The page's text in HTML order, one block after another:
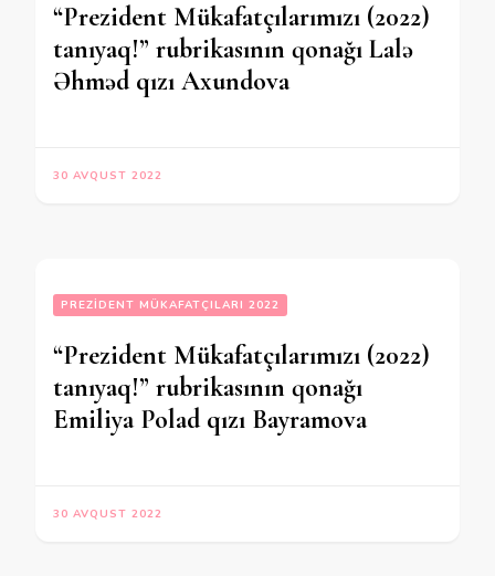
“Prezident Mükafatçılarımızı (2022)
tanıyaq!” rubrikasının qonağı Lalə
Əhməd qızı Axundova
30 AVQUST 2022
PREZIDENT MÜKAFATÇILARI 2022
“Prezident Mükafatçılarımızı (2022)
tanıyaq!” rubrikasının qonağı
Emiliya Polad qızı Bayramova
30 AVQUST 2022